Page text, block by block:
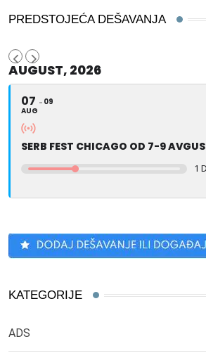
PREDSTOJEĆA DEŠAVANJA
AUGUST, 2026
07
AUG
09
SERB FEST CHICAGO OD 7-9
1
KATEGORIJE
ADS